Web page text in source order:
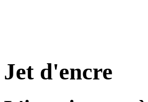
Jet d'encre